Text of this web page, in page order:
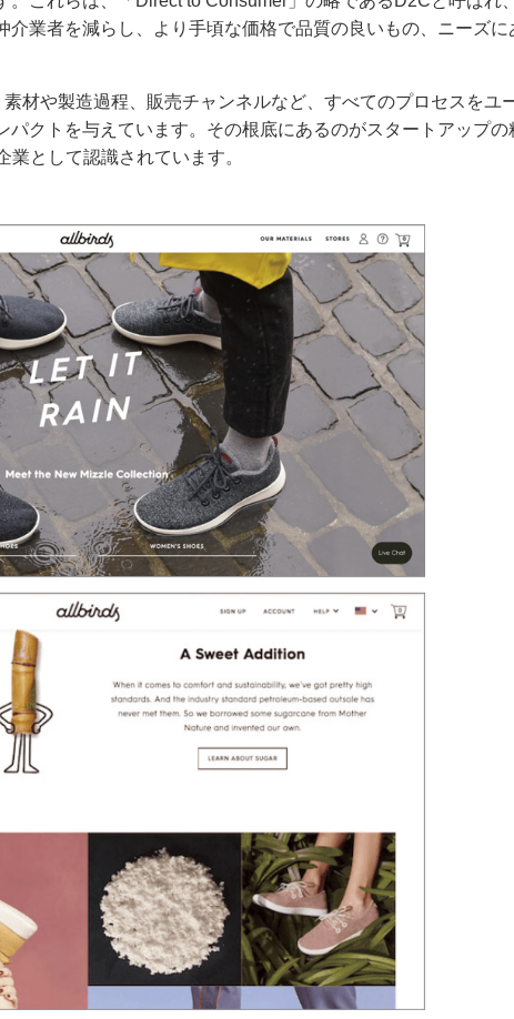
業者を減らし、より手頃な価格で品質の良いもの、ニーズに
材や製造過程、販売チャンネルなど、すべてのプロセスをユ
クトを与えています。その根底にあるのがスタートアップの
として認識されています。